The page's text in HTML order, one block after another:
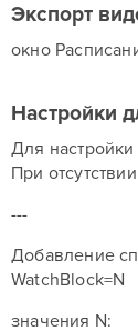
Экспорт
окно
Настройки
Для
При
---
Добавление
WatchBlock=N
значения N: